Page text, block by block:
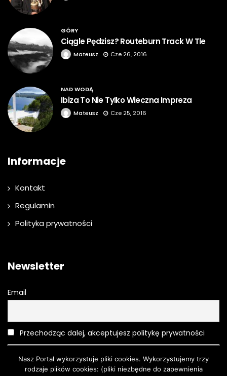
GÓRY
Ciągle Pędzisz? Routeburn Track W Tle
Mateusz Cze 26, 2016
NAD WODĄ
Ibiza To Nie Tylko Wieczna Impreza
Mateusz Cze 25, 2016
Informacje
Kontakt
Regulamin
Polityka prywatności
Newsletter
Email
Przechodząc dalej, akceptujesz politykę prywatności
Nasz Portal wykorzystuje pliki cookies. Wykorzystujemy trzy
rodzaje plików cookies: (pliki niezbędne do zapewnienia